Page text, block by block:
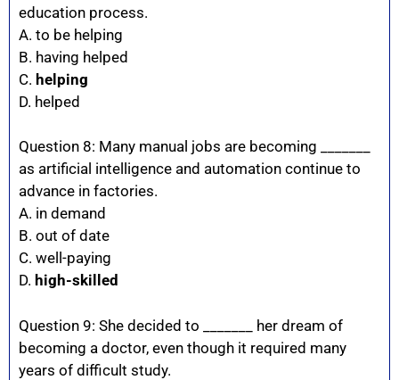
education process.
A. to be helping
B. having helped
C. helping
D. helped
Question 8: Many manual jobs are becoming _______
as artificial intelligence and automation continue to
advance in factories.
A. in demand
B. out of date
C. well-paying
D. high-skilled
Question 9: She decided to _______ her dream of
becoming a doctor, even though it required many
years of difficult study.